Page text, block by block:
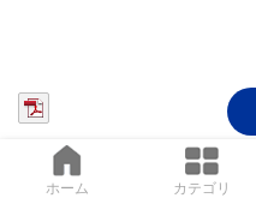
ホーム カテゴリ